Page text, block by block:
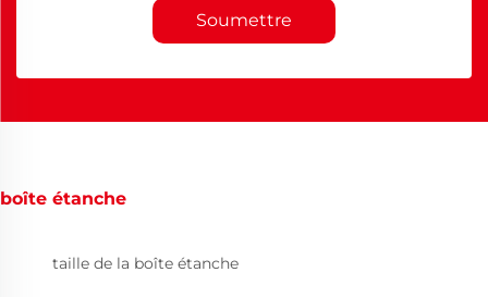
Soumettre
boîte étanche
taille de la boîte étanche